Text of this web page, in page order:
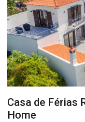
Casa de Férias
Home